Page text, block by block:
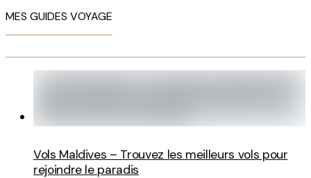
MES GUIDES VOYAGE
Vols Maldives – Trouvez les meilleurs vols pour
rejoindre le paradis